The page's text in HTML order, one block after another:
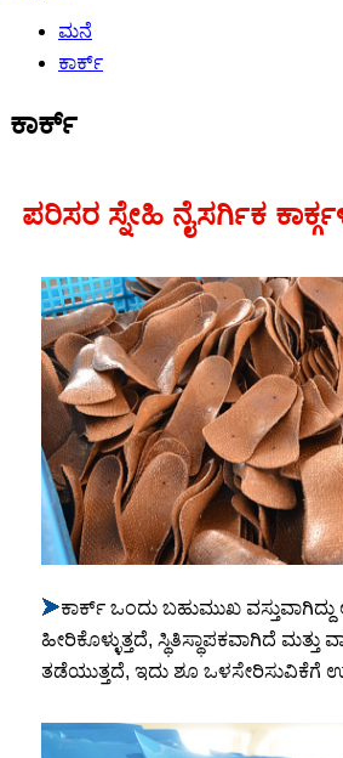
ಮನೆ
ಕಾರ್ಕ್
ಕಾರ್ಕ್
ಪರಿಸರ ಸ್ನೇಹಿ ನೈಸರ್ಗಿಕ
➤ಕಾರ್ಕ್ ಒಂದು ಬಹುಮುಖ
ಹೀರಿಕೊಳ್ಳುತ್ತದೆ, ಸ್ಥಿತಿಸ್ಥಾಪಕವಾಗಿದೆ ಮತ್ತು
ತಡೆಯುತ್ತದೆ, ಇದು ಶೂ ಒಳಸೇರಿಸುವಿಕೆಗೆ